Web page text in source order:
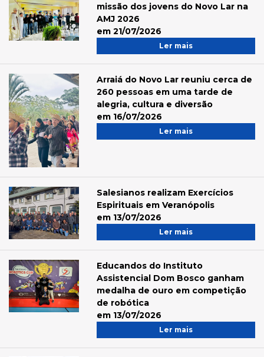
missão dos jovens do Novo Lar na
AMJ 2026
em 21/07/2026
Ler mais
Arraiá do Novo Lar reuniu cerca de
260 pessoas em uma tarde de
alegria, cultura e diversão
em 16/07/2026
Ler mais
Salesianos realizam Exercícios
Espirituais em Veranópolis
em 13/07/2026
Ler mais
Educandos do Instituto
Assistencial Dom Bosco ganham
medalha de ouro em competição
de robótica
em 13/07/2026
Ler mais